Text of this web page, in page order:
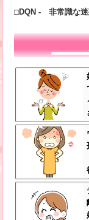
□DQN - 非常識な迷